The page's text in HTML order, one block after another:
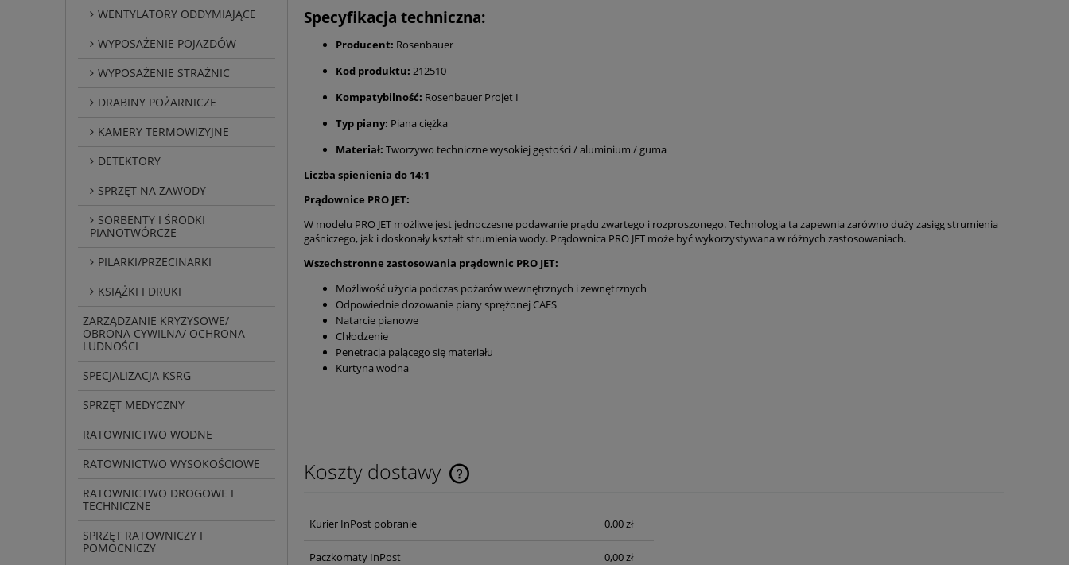
WENTYLATORY ODDYMIAJĄCE
WYPOSAŻENIE POJAZDÓW
WYPOSAŻENIE STRAŻNIC
DRABINY POŻARNICZE
KAMERY TERMOWIZYJNE
DETEKTORY
SPRZĘT NA ZAWODY
SORBENTY I ŚRODKI
PIANOTWÓRCZE
PILARKI/PRZECINARKI
KSIĄŻKI I DRUKI
ZARZĄDZANIE KRYZYSOWE/
OBRONA CYWILNA/ OCHRONA
LUDNOŚCI
SPECJALIZACJA KSRG
SPRZĘT MEDYCZNY
RATOWNICTWO WODNE
RATOWNICTWO WYSOKOŚCIOWE
RATOWNICTWO DROGOWE I
TECHNICZNE
SPRZĘT RATOWNICZY I
POMOCNICZY
Specyfikacja techniczna:
Producent: Rosenbauer
Kod produktu: 212510
Kompatybilność: Rosenbauer Projet I
Typ piany: Piana ciężka
Materiał: Tworzywo techniczne wysokiej gęstości / aluminium / guma
Liczba spienienia do 14:1
Prądownice PRO JET:
W modelu PRO JET możliwe jest jednoczesne podawanie prądu zwartego i rozproszonego. Technologia ta zapewnia zarówno duży zasięg strumienia
gaśniczego, jak i doskonały kształt strumienia wody. Prądownica PRO JET może być wykorzystywana w różnych zastosowaniach.
Wszechstronne zastosowania prądownic PRO JET:
Możliwość użycia podczas pożarów wewnętrznych i zewnętrznych
Odpowiednie dozowanie piany sprężonej CAFS
Natarcie pianowe
Chłodzenie
Penetracja palącego się materiału
Kurtyna wodna
Koszty dostawy
Kurier InPost pobranie 0,00 zł
Paczkomaty InPost 0,00 zł